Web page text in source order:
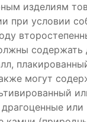
изделиям
при условии
содержать
могут
или